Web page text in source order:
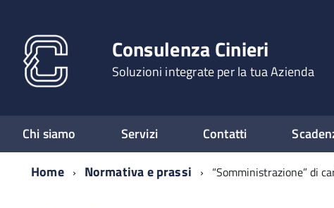
Consulenza Cinieri
Soluzioni integrate per la tua Azienda
Chi siamo Servizi Contatti
Home
Normativa e prassi “Somministrazione” di